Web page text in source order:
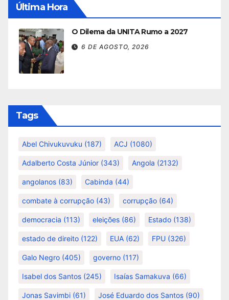
Última Hora
O Dilema da UNITA Rumo a 2027
6 DE AGOSTO, 2026
Tags
Abel Chivukuvuku (187) ACJ (1080)
Adalberto Costa Júnior (343) Angola (2132)
angolanos (83) Cabinda (44)
combate à corrupção (43) corrupção (64)
democracia (113) eleições (86) Estado (138)
estado de direito (122) EUA (62) FPU (326)
Galo Negro (405) governo (117)
Isabel dos Santos (245) Isaías Samakuva (66)
Jonas Savimbi (61) José Eduardo dos Santos (90)